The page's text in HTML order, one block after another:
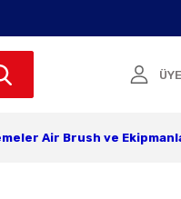
Air Brush ve